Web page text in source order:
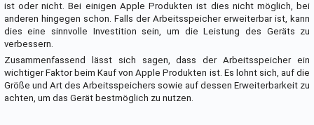
ist oder nicht. Bei einigen Apple Produkten ist dies nicht möglich, bei
anderen hingegen schon. Falls der Arbeitsspeicher erweiterbar ist, kann
dies eine sinnvolle Investition sein, um die Leistung des Geräts zu
verbessern.
Zusammenfassend lässt sich sagen, dass der Arbeitsspeicher ein
wichtiger Faktor beim Kauf von Apple Produkten ist. Es lohnt sich, auf die
Größe und Art des Arbeitsspeichers sowie auf dessen Erweiterbarkeit zu
achten, um das Gerät bestmöglich zu nutzen.